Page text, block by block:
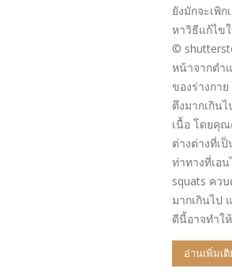
ยังมักจะเพิ
หาวิธีแก้ไข
©
หน้าจากตำ
ของร่างกา
ตึงมากเกิน
เนื้อ โดยคุ
ต่างต่างที่เ
ท่าทางที่เอ
squats คว
มากเกินไป
ดีนี้อาจทำใ
อ่านเพิ่มเติ